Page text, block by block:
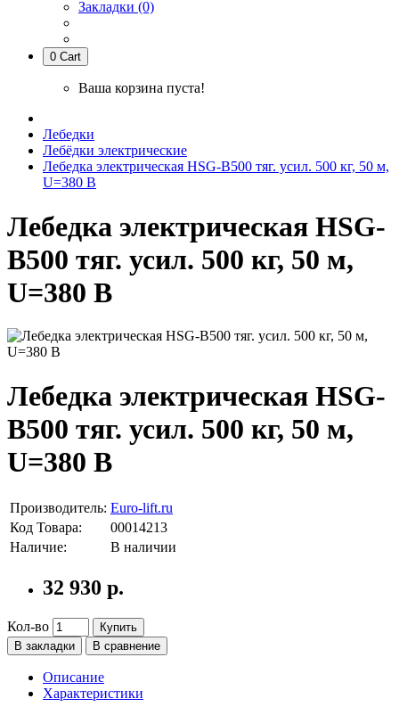
Закладки (0)
0 Cart
Ваша корзина пуста!
Лебедки
Лебёдки электрические
Лебедка электрическая HSG-B500 тяг. усил. 500 кг, 50 м,
U=380 В
Лебедка электрическая HSG-
B500 тяг. усил. 500 кг, 50 м,
U=380 В
Лебедка электрическая HSG-
B500 тяг. усил. 500 кг, 50 м,
U=380 В
Производитель: Euro-lift.ru
Код Товара:
00014213
Наличие:
В наличии
32 930 р.
Кол-во
Купить
В закладки
В сравнение
Описание
Характеристики